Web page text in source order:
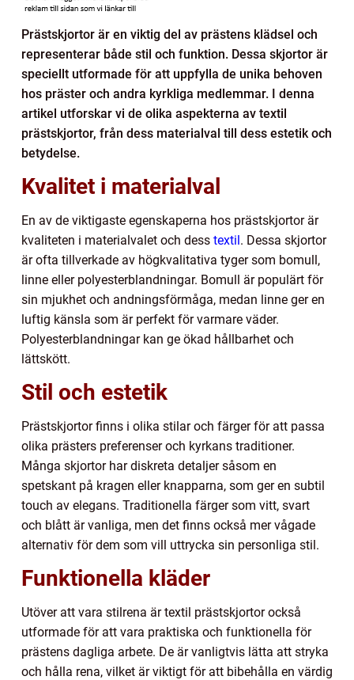
Prästskjortor är en viktig del av prästens klädsel och
representerar både stil och funktion. Dessa skjortor är
speciellt utformade för att uppfylla de unika behoven
hos präster och andra kyrkliga medlemmar. I denna
artikel utforskar vi de olika aspekterna av textil
prästskjortor, från dess materialval till dess estetik och
betydelse.
Kvalitet i materialval
En av de viktigaste egenskaperna hos prästskjortor är
kvaliteten i materialvalet och dess textil. Dessa skjortor
är ofta tillverkade av högkvalitativa tyger som bomull,
linne eller polyesterblandningar. Bomull är populärt för
sin mjukhet och andningsförmåga, medan linne ger en
luftig känsla som är perfekt för varmare väder.
Polyesterblandningar kan ge ökad hållbarhet och
lättskött.
Stil och estetik
Prästskjortor finns i olika stilar och färger för att passa
olika prästers preferenser och kyrkans traditioner.
Många skjortor har diskreta detaljer såsom en
spetskant på kragen eller knapparna, som ger en subtil
touch av elegans. Traditionella färger som vitt, svart
och blått är vanliga, men det finns också mer vågade
alternativ för dem som vill uttrycka sin personliga stil.
Funktionella kläder
Utöver att vara stilrena är textil prästskjortor också
utformade för att vara praktiska och funktionella för
prästens dagliga arbete. De är vanligtvis lätta att stryka
och hålla rena, vilket är viktigt för att bibehålla en värdig